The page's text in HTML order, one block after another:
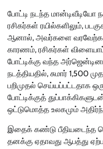
போட்டி நடந்த மான்டிவீடியோ
ரசிகர்கள் ரயில்களிலும்,
ஆனால், அவர்களை வரவேற்க
காரணம், ரசிகர்கள்
போட்டிக்கு வந்த
நடத்தியதில், சுமார் 1,500
பறிமுதல் செய்யப்பட்டதாக
போட்டிக்குத்
ஒட்டுமொத்த உலகமும்
இதைக் கண்டு பீதியடைந்த
தனக்கு ஏதாவது ஆபத்து